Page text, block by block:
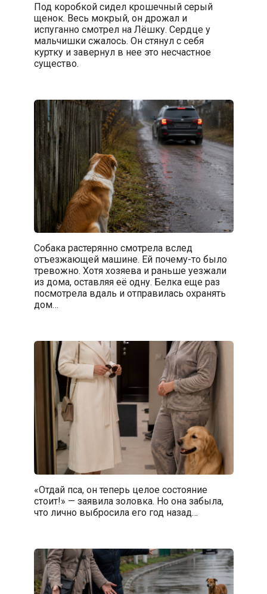
Под коробкой сидел крошечный серый
щенок. Весь мокрый, он дрожал и
испуганно смотрел на Лёшку. Сердце у
мальчишки сжалось. Он стянул с себя
куртку и завернул в нее это несчастное
существо.
Собака растерянно смотрела вслед
отъезжающей машине. Ей почему-то было
тревожно. Хотя хозяева и раньше уезжали
из дома, оставляя её одну. Белка еще раз
посмотрела вдаль и отправилась охранять
дом…
«Отдай пса, он теперь целое состояние
стоит!» — заявила золовка. Но она забыла,
что лично выбросила его год назад…